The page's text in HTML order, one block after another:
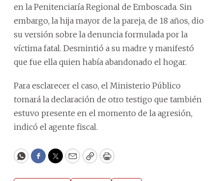
en la Penitenciaría Regional de Emboscada. Sin
embargo, la hija mayor de la pareja, de 18 años, dio
su versión sobre la denuncia formulada por la
víctima fatal. Desmintió a su madre y manifestó
que fue ella quien había abandonado el hogar.
Para esclarecer el caso, el Ministerio Público
tomará la declaración de otro testigo que también
estuvo presente en el momento de la agresión,
indicó el agente fiscal.
WhatsApp
Facebook
Twitter
EmailCopyPrint